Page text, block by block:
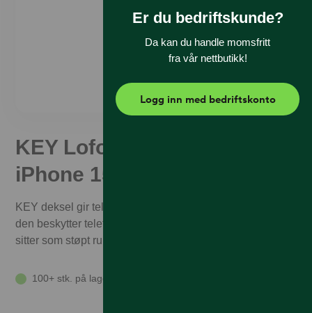
KEY Lofoten Soft Case
iPhone 15 Clear
KEY deksel gir telefonen en ren utseende samtidig som
den beskytter telefonen din. Dette tynne silikondekselet
sitter som støpt rundt knappene.
100+ stk. på lager
Er du bedriftskunde?
Da kan du handle momsfritt
fra vår nettbutikk!
Logg inn med bedriftskonto